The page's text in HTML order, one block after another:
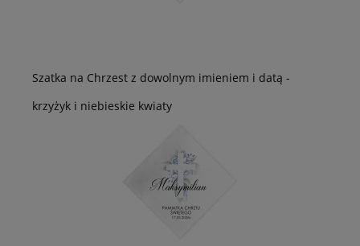
Szatka na Chrzest z dowolnym imieniem i datą -
krzyżyk i niebieskie kwiaty